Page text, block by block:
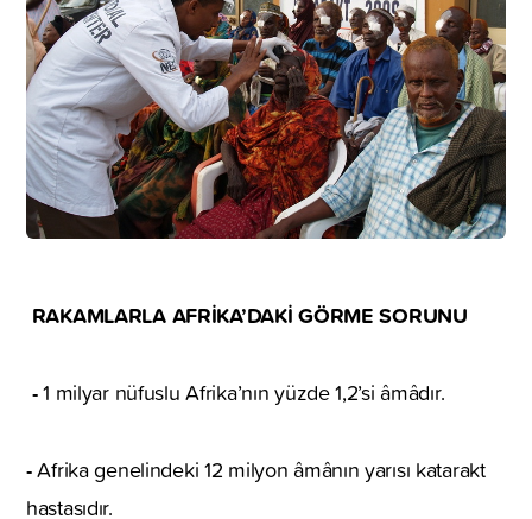
RAKAMLARLA AFRİKA’DAKİ GÖRME SORUNU
-1 milyar nüfuslu Afrika’nın yüzde 1,2’si âmâdır.
-Afrika genelindeki 12 milyon âmânın yarısı katarakt
hastasıdır.